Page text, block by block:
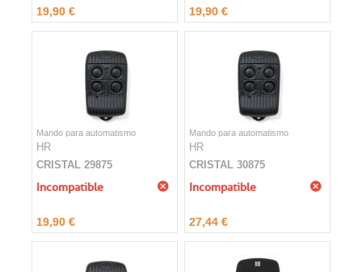
19,90 € 19,90 €
Mando para automatismo
HR
CRISTAL 29875
Incompatible
19,90 €
Mando para automatismo
HR
CRISTAL 30875
Incompatible
27,44 €